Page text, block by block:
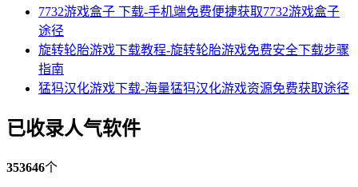
7732游戏盒子 下载-手机端免费便捷获取7732游戏盒子
途径
旋转轮胎游戏下载教程-旋转轮胎游戏免费安全下载步骤
指南
猛犸汉化游戏下载-海量猛犸汉化游戏资源免费获取途径
已收录人气软件
353646个